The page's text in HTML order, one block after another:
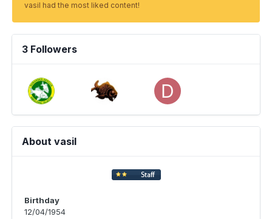
vasil had the most liked content!
3 Followers
About vasil
Birthday
12/04/1954